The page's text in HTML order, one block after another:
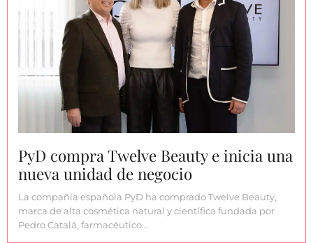
PyD compra Twelve Beauty e inicia una
nueva unidad de negocio
La compañía española PyD ha comprado Twelve Beauty,
marca de alta cosmética natural y científica fundada por
Pedro Catalá, farmacéutico…